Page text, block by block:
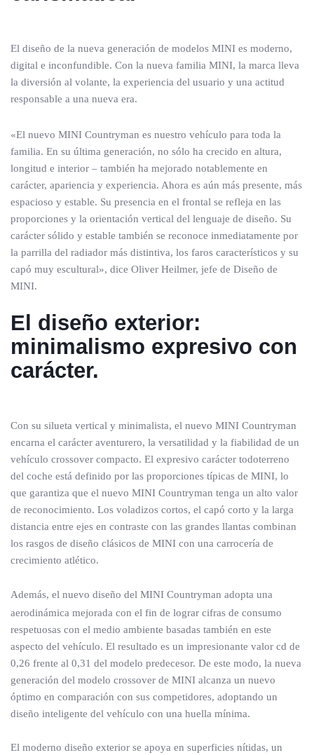
El diseño de la nueva generación de modelos MINI es moderno,
digital e inconfundible. Con la nueva familia MINI, la marca lleva
la diversión al volante, la experiencia del usuario y una actitud
responsable a una nueva era.
«El nuevo MINI Countryman es nuestro vehículo para toda la
familia. En su última generación, no sólo ha crecido en altura,
longitud e interior – también ha mejorado notablemente en
carácter, apariencia y experiencia. Ahora es aún más presente, más
espacioso y estable. Su presencia en el frontal se refleja en las
proporciones y la orientación vertical del lenguaje de diseño. Su
carácter sólido y estable también se reconoce inmediatamente por
la parrilla del radiador más distintiva, los faros característicos y su
capó muy escultural», dice Oliver Heilmer, jefe de Diseño de
MINI.
El diseño exterior:
minimalismo expresivo con
carácter.
Con su silueta vertical y minimalista, el nuevo MINI Countryman
encarna el carácter aventurero, la versatilidad y la fiabilidad de un
vehículo crossover compacto. El expresivo carácter todoterreno
del coche está definido por las proporciones típicas de MINI, lo
que garantiza que el nuevo MINI Countryman tenga un alto valor
de reconocimiento. Los voladizos cortos, el capó corto y la larga
distancia entre ejes en contraste con las grandes llantas combinan
los rasgos de diseño clásicos de MINI con una carrocería de
crecimiento atlético.
Además, el nuevo diseño del MINI Countryman adopta una
aerodinámica mejorada con el fin de lograr cifras de consumo
respetuosas con el medio ambiente basadas también en este
aspecto del vehículo. El resultado es un impresionante valor cd de
0,26 frente al 0,31 del modelo predecesor. De este modo, la nueva
generación del modelo crossover de MINI alcanza un nuevo
óptimo en comparación con sus competidores, adoptando un
diseño inteligente del vehículo con una huella mínima.
El moderno diseño exterior se apoya en superficies nítidas, un